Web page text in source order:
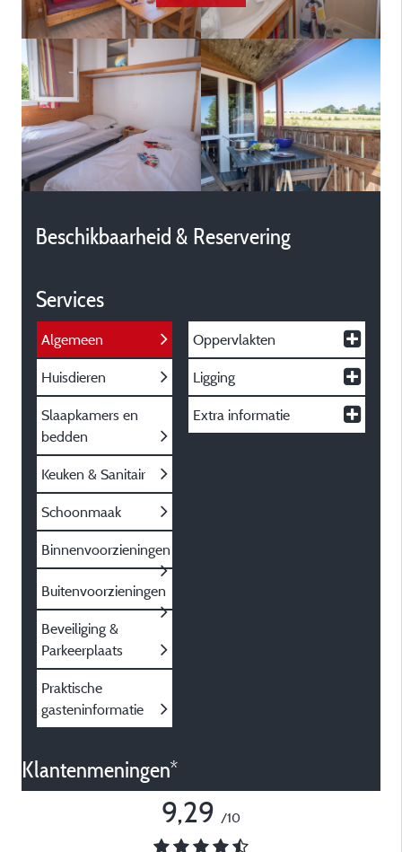
Beschikbaarheid & Reservering
Services
Algemeen
Huisdieren
Slaapkamers en
bedden
Keuken & Sanitair
Schoonmaak
Binnenvoorzieningen
Buitenvoorzieningen
Beveiliging &
Parkeerplaats
Praktische
gasteninformatie
Oppervlakten
Ligging
Extra informatie
Klantenmeningen*
9,29 /10